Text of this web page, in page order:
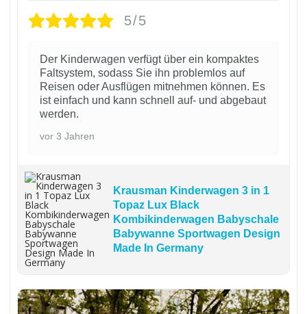
5/5
Der Kinderwagen verfügt über ein kompaktes
Faltsystem, sodass Sie ihn problemlos auf
Reisen oder Ausflügen mitnehmen können. Es
ist einfach und kann schnell auf- und abgebaut
werden.
vor 3 Jahren
Krausman Kinderwagen 3 in 1
Topaz Lux Black
Kombikinderwagen Babyschale
Babywanne Sportwagen Design
Made In Germany